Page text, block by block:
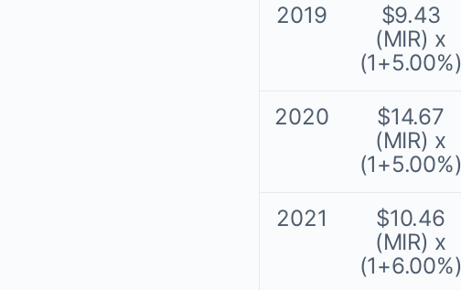
2019
$9.43
(MIR) x
(1+5.00%)
2020
$14.67
(MIR) x
(1+5.00%)
2021
$10.46
(MIR) x
(1+6.00%)